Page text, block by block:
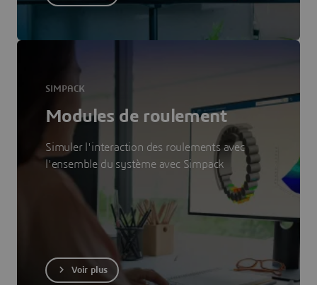
SIMPACK
Modules de roulement
Simuler l'interaction des roulements avec
l'ensemble du système avec Simpack
Voir plus